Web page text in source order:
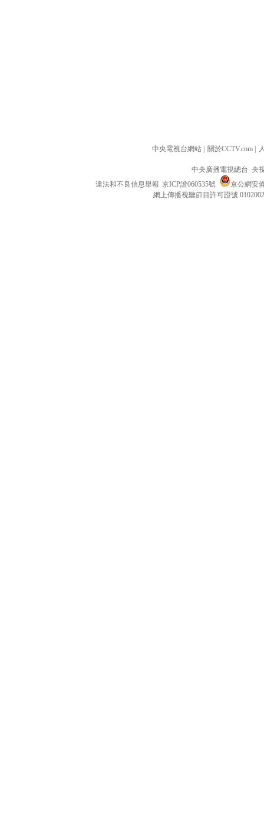
中央電視台網站 關於CCTV.com
中央廣播電視總台 央
違法和不良信息舉報 京ICP證060535號
京公網安
網上傳播視聽節目許可證號